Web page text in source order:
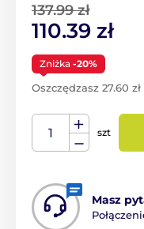
137.99 zł
110.39 zł
Zniżka -20%
Oszczędzasz 27.60 zł
szt
Masz